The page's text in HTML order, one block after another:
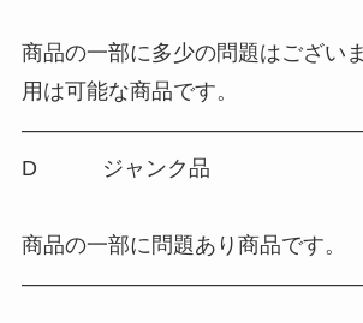
商品の一部に多少の問題はござい
用は可能な商品です。
D ジャンク品
商品の一部に問題あり商品です。